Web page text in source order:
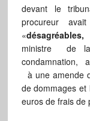
devant le
procureur
«
ministre de
condamnation,
à une amende
de dommages et
euros de frais de